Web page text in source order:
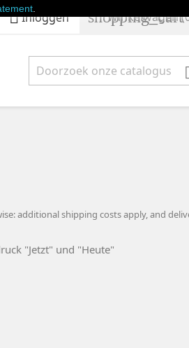
Inloggen shopping_cart
Winkelwagen
additional shipping costs apply, and
"Jetzt" und "Heute"
.